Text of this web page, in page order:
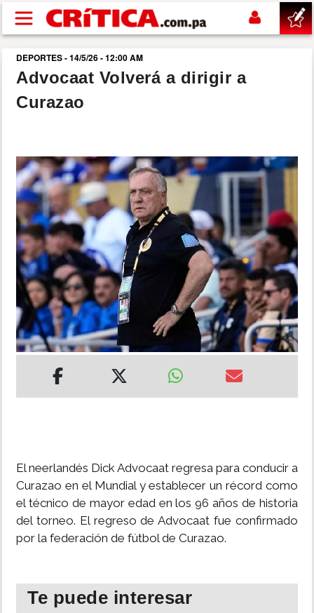
Pasar al contenido principal
buscar
SUCESOS
POLÍTICA
SHOW
DEPORTES
MUNDO
INSÓLITAS
MULTIMEDIA
DEPORTES - 14/5/26 - 12:00 AM
Advocaat Volverá a dirigir a
Curazao
El neerlandés Dick Advocaat regresa para conducir a
Curazao en el Mundial y establecer un récord como
el técnico de mayor edad en los 96 años de historia
del torneo. El regreso de Advocaat fue confirmado
por la federación de fútbol de Curazao.
Te puede interesar